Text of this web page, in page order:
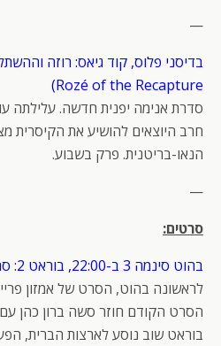
—
Rozé of the Recapture)
סדרת אנימה יפנית חדשה. עלילתה
חרב היוצאים להושיע את הקיסרית
הנאו-בריטנית. פרק בשבוע.
—
סרטים:
בהוט סינמה 3 ב-22:00, בוראט 2: סרט המשך
הסרט הקודם חוזר סשה ברון כהן
בוראט שוב נוסע לארצות הברית,